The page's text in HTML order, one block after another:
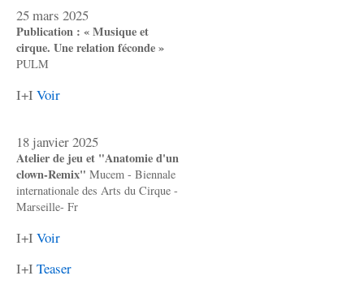
25 mars 2025
Publication : « Musique et
cirque. Une relation féconde »
PULM
I+I Voir
18 janvier 2025
Atelier de jeu et "Anatomie d'un
clown-Remix" Mucem - Biennale
internationale des Arts du Cirque -
Marseille- Fr
I+I Voir
I+I Teaser